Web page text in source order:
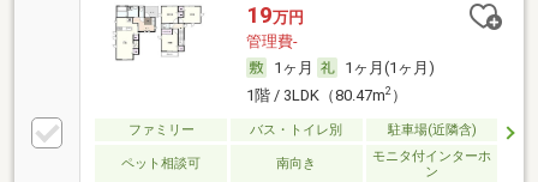
19万円
管理費-
1ヶ月
1ヶ月(1ヶ月)
1階 / 3LDK（80.47m2）
ファミリー バス・トイレ別 駐車場(近隣含)
ペット相談可 南向き
モニタ付インターホ
ン